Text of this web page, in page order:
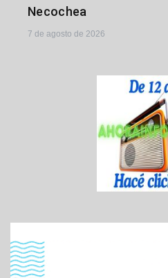
Necochea
7 de agosto de 2026